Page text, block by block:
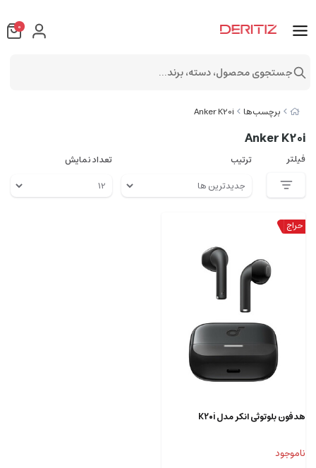
برچسب‌ها Anker K20i
Anker K20i
فیلتر ترتیب تعداد نمایش
هدفون بلوتوثی انکر مدل K20i
ناموجود
0
جستجوی محصول، دسته، برند...